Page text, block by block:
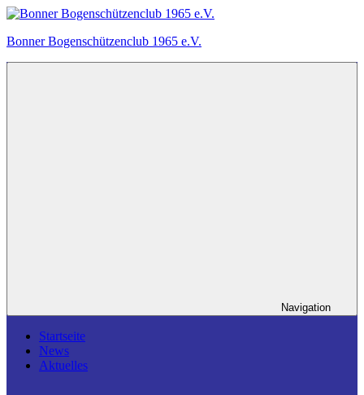
Zum
springen
Bonner Bogenschützenclub 1965 e.V.
Navigation
Startseite
News
Aktuelles